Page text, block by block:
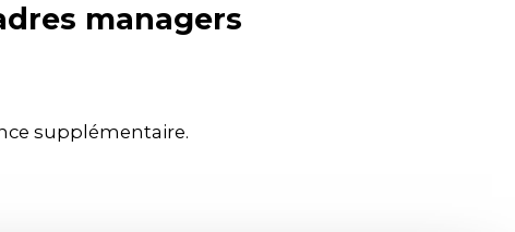
managers
supplémentaire.